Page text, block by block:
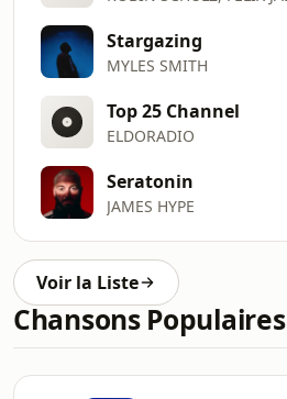
Stargazing
MYLES SMITH
Top 25 Channel
ELDORADIO
Seratonin
JAMES HYPE
Voir la Liste
Chansons Populaires